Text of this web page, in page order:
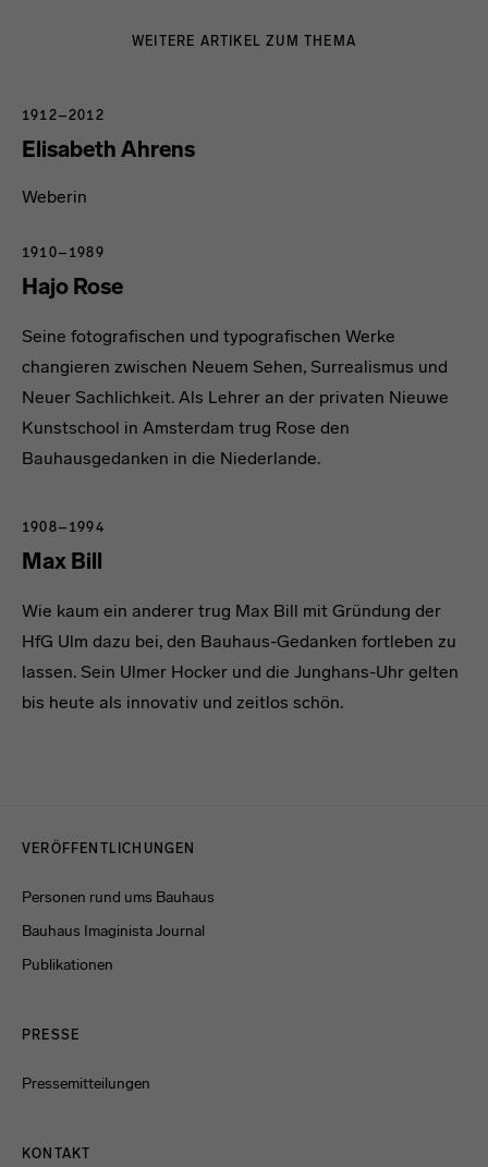
WEITERE ARTIKEL ZUM THEMA
Elisabeth Ahrens
1912–2012
Weberin
Hajo Rose
1910–1989
Seine fotografischen und typografischen Werke
changieren zwischen Neuem Sehen, Surrealismus und
Neuer Sachlichkeit. Als Lehrer an der privaten Nieuwe
Kunstschool in Amsterdam trug Rose den
Bauhausgedanken in die Niederlande.
Max Bill
1908–1994
Wie kaum ein anderer trug Max Bill mit Gründung der
HfG Ulm dazu bei, den Bauhaus-Gedanken fortleben zu
lassen. Sein Ulmer Hocker und die Junghans-Uhr gelten
bis heute als innovativ und zeitlos schön.
VERÖFFENTLICHUNGEN
Personen rund ums Bauhaus
Bauhaus Imaginista Journal
Publikationen
PRESSE
Pressemitteilungen
KONTAKT